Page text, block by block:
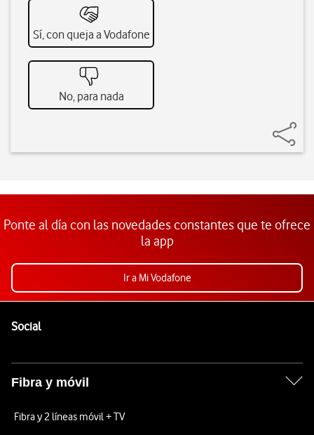
Sí, con queja a Vodafone
No, para nada
Ponte al día con las novedades constantes que te ofrece
la app
Ir a Mi Vodafone
SocialEnlaces a las redes sociales de Vodafone
Fibra y móvil
Fibra y 2 líneas móvil + TV